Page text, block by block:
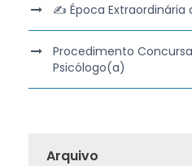
✍️ Época Extraordinária
Procedimento
Psicólogo(a)
Arquivo